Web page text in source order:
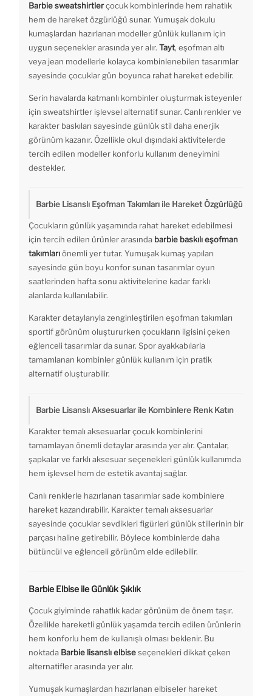
Barbie sweatshirtlerçocuk kombinlerinde hem rahatlık
hem de hareket özgürlüğü sunar. Yumuşak dokulu
kumaşlardan hazırlanan modeller günlük kullanım için
uygun seçenekler arasında yer alır. Tayt, eşofman altı
veya jean modellerle kolayca kombinlenebilen tasarımlar
sayesinde çocuklar gün boyunca rahat hareket edebilir.
Serin havalarda katmanlı kombinler oluşturmak isteyenler
için sweatshirtler işlevsel alternatif sunar. Canlı renkler ve
karakter baskıları sayesinde günlük stil daha enerjik
görünüm kazanır. Özellikle okul dışındaki aktivitelerde
tercih edilen modeller konforlu kullanım deneyimini
destekler.
Barbie Lisanslı Eşofman Takımları ile Hareket Özgürlüğü
Çocukların günlük yaşamında rahat hareket edebilmesi
için tercih edilen ürünler arasında barbie baskılı eşofman
takımlarıönemli yer tutar. Yumuşak kumaş yapıları
sayesinde gün boyu konfor sunan tasarımlar oyun
saatlerinden hafta sonu aktivitelerine kadar farklı
alanlarda kullanılabilir.
Karakter detaylarıyla zenginleştirilen eşofman takımları
sportif görünüm oluştururken çocukların ilgisini çeken
eğlenceli tasarımlar da sunar. Spor ayakkabılarla
tamamlanan kombinler günlük kullanım için pratik
alternatif oluşturabilir.
Barbie Lisanslı Aksesuarlar ile Kombinlere Renk Katın
Karakter temalı aksesuarlar çocuk kombinlerini
tamamlayan önemli detaylar arasında yer alır. Çantalar,
şapkalar ve farklı aksesuar seçenekleri günlük kullanımda
hem işlevsel hem de estetik avantaj sağlar.
Canlı renklerle hazırlanan tasarımlar sade kombinlere
hareket kazandırabilir. Karakter temalı aksesuarlar
sayesinde çocuklar sevdikleri figürleri günlük stillerinin bir
parçası haline getirebilir. Böylece kombinlerde daha
bütüncül ve eğlenceli görünüm elde edilebilir.
Barbie Elbise ile Günlük Şıklık
Çocuk giyiminde rahatlık kadar görünüm de önem taşır.
Özellikle hareketli günlük yaşamda tercih edilen ürünlerin
hem konforlu hem de kullanışlı olması beklenir. Bu
noktada Barbie lisanslı elbiseseçenekleri dikkat çeken
alternatifler arasında yer alır.
Yumuşak kumaşlardan hazırlanan elbiseler hareket